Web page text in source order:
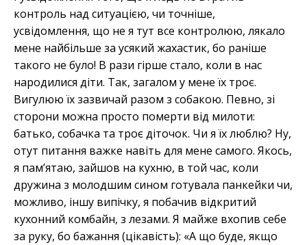
контроль над ситуацією, чи точніше,
усвідомлення, що не я тут все контролюю, лякало
мене найбільше за усякий жахастик, бо раніше
такого не було! В рази гірше стало, коли в нас
народилися діти. Так, загалом у мене їх троє.
Вигулюю їх зазвичай разом з собакою. Певно, зі
сторони можна просто померти від милоти:
батько, собачка та троє діточок. Чи я їх люблю? Ну,
отут питання важке навіть для мене самого. Якось,
я пам’ятаю, зайшов на кухню, в той час, коли
дружина з молодшим сином готувала панкейки чи,
можливо, іншу випічку, я побачив відкритий
кухонний комбайн, з лезами. Я майже вхопив себе
за руку, бо бажання (цікавість): «А що буде, якщо